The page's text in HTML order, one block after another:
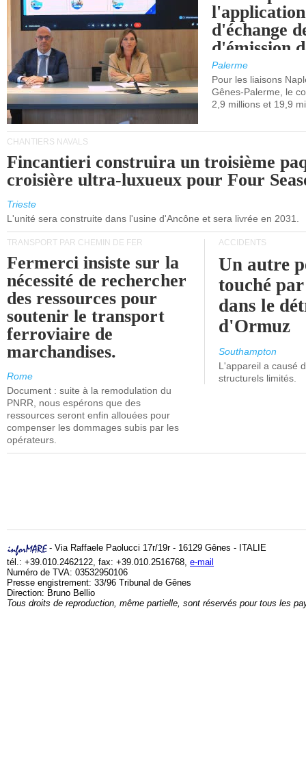
d'échange
d'émission
(SEQE-UE)
maritimes
occidentale.
Palerme
Pour les liaisons
Gênes-Palerme, le
2,9 millions et 19,9
CHANTIERS NAVALS
Fincantieri construira un troisième
croisière ultra-luxueux pour Four
Trieste
L'unité sera construite dans l'usine d'Ancône et sera livrée en 2031.
TRANSPORT PAR CHEMIN DE FER
Fermerci insiste sur la
nécessité de rechercher
des ressources pour
soutenir le transport
ferroviaire de
marchandises.
Rome
Document : suite à la remodulation du
PNRR, nous espérons que des
ressources seront enfin allouées pour
compenser les dommages subis par les
opérateurs.
ACCIDENTS
Un autre
touché
dans le
d'Ormuz
Southampton
L'appareil a causé
structurels limités.
- Via Raffaele Paolucci 17r/19r - 16129 Gênes - ITALIE
tél.: +39.010.2462122, fax: +39.010.2516768, e-mail
Numéro de TVA: 03532950106
Presse engistrement: 33/96 Tribunal de Gênes
Direction: Bruno Bellio
Tous droits de reproduction, même partielle, sont réservés pour tous les